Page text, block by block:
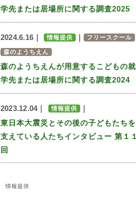
学先または居場所に関する調査2025
2024.6.16｜ 情報提供 フリースクール
森のようちえん
森のようちえんが用意するこどもの就
学先または居場所に関する調査2024
2023.12.04｜ 情報提供 ｜
東日本大震災とその後の子どもたちを
支えている人たちインタビュー 第１
回
情報提供